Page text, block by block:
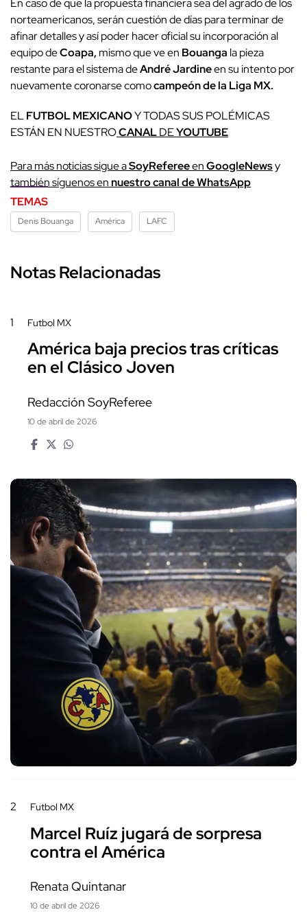
En caso de que la propuesta financiera sea del agrado de los
norteamericanos, serán cuestión de días para terminar de
afinar detalles y así poder hacer oficial su incorporación al
equipo deCoapa, mismo que ve en Bouanga la pieza
restante para el sistema deAndréJardineen su intento por
nuevamente coronarse comocampeón de la Liga MX.
ELFUTBOL MEXICANOY TODAS SUS POLÉMICAS
ESTÁN EN NUESTROCANALDEYOUTUBE
Para más noticias sigue aSoyRefereeenGoogleNewsy
también síguenos ennuestro canal de WhatsApp
TEMAS
Denis Bouanga América LAFC
Notas Relacionadas
1 Futbol MX
América baja precios tras críticas
en el Clásico Joven
Redacción SoyReferee
10 de abril de 2026
2 Futbol MX
Marcel Ruíz jugará de sorpresa
contra el América
Renata Quintanar
10 de abril de 2026